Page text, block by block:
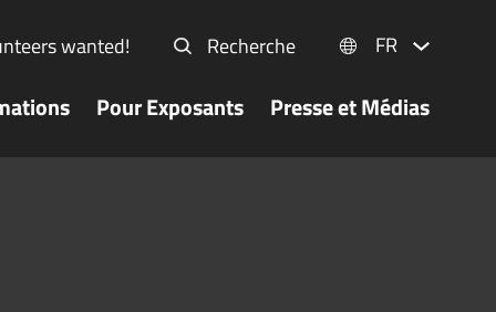
wanted! Recherche FR
Pour Exposants Presse et Médias